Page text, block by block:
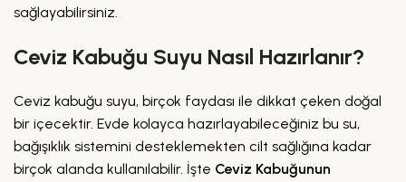
sağlayabilirsiniz.
Ceviz Kabuğu Suyu Nasıl Hazırlanır?
Ceviz kabuğu suyu, birçok faydası ile dikkat çeken doğal
bir içecektir. Evde kolayca hazırlayabileceğiniz bu su,
bağışıklık sistemini desteklemekten cilt sağlığına kadar
birçok alanda kullanılabilir. İşte Ceviz Kabuğunun